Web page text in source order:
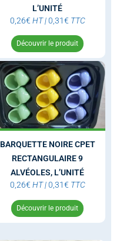
L’UNITÉ
0,26€ HT | 0,31€ TTC
Découvrir le produit
BARQUETTE NOIRE CPET
RECTANGULAIRE 9
ALVÉOLES, L’UNITÉ
0,26€ HT | 0,31€ TTC
Découvrir le produit